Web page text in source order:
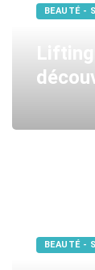
BEAUTÉ -
BEAUTÉ -